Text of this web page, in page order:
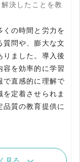
決したことを教
くの時間と労力を
質問や、膨大な文
りました。導入後
容を効率的に学習
で直感的に理解で
を定着させられま
品質の教育提供に